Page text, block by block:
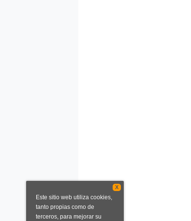
X
Este sitio web utiliza cookies,
tanto propias como de
terceros, para mejorar su